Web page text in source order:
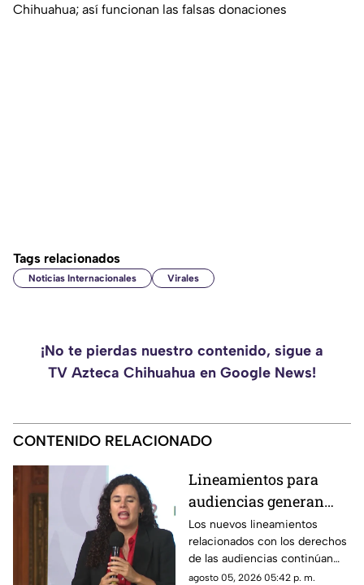
Chihuahua; así funcionan las falsas donaciones
Tags relacionados
Noticias Internacionales Virales
¡No te pierdas nuestro contenido, sigue a
TV Azteca Chihuahua en Google News!
CONTENIDO RELACIONADO
Lineamientos para
audiencias generan
debate por posible
censura a medios,
según críticas
Los nuevos lineamientos
relacionados con los derechos
de las audiencias continúan
generando controversia.
agosto 05, 2026 05:42 p. m.